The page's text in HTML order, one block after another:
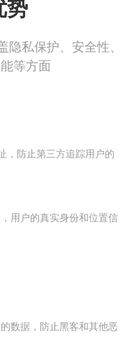
势
私保护、安全性、
等方面
，防止第三方追踪用户的
用户的真实身份和位置信
数据，防止黑客和其他恶